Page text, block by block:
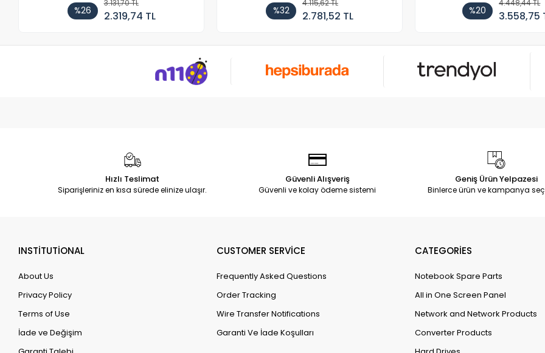
%26
3.131,70 TL
2.319,74 TL %32
4.115,62 TL
2.781,52 TL %20
4.448,44 TL
3.558,75
Hızlı Teslimat
Siparişleriniz en kısa sürede elinize ulaşır.
Güvenli Alışveriş
Güvenli ve kolay ödeme sistemi
Geniş Ürün Yelpazesi
Binlerce ürün ve kampanya
INSTİTUTİONAL
About Us
Privacy Policy
Terms of Use
İade ve Değişim
CUSTOMER SERVİCE
Frequently Asked Questions
Order Tracking
Wire Transfer Notifications
Garanti Ve İade Koşulları
CATEGORİES
Notebook Spare Parts
All in One Screen Panel
Network and Network Products
Converter Products